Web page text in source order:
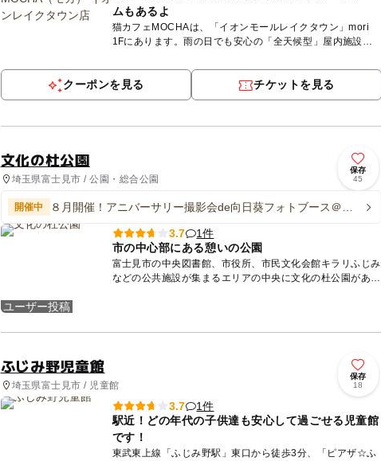
ムもあるよ
猫カフェMOCHAは、「イオンモールレイクタウン」mori
1Fにあります。雨の日でも安心の「全天候型」屋内施設で
ちば...
クーポンを見る チケットを見る
文化の杜公園
埼玉県富士見市 / 公園・総合公園
保存
45
開催中
８月開催！アニバーサリー撮影会de向日葵フォトブース＠文
化の杜公園
ユーザー投稿
3.7
1件
市の中心部にある憩いの公園
富士見市の中央図書館、市役所、市民文化会館キラリふじみ
などの公共施設が集まるエリアの中央に文化の杜公園があり
ふじみ野児童館
埼玉県富士見市 / 児童館
保存
18
3.7
1件
駅近！どの年代の子供達も安心して過ごせる児童館
です！
東武東上線「ふじみ野駅」東口から徒歩3分、「ピアザ☆ふ